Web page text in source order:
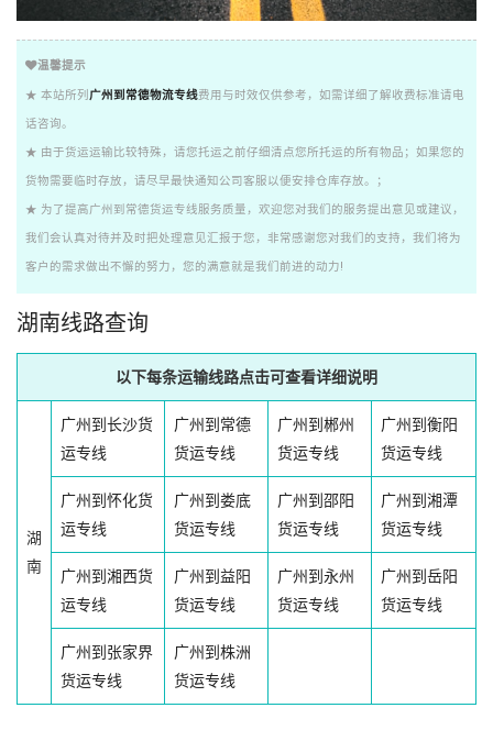
温馨提示
★ 本站所列 广州到常德物流专线费用与时效仅供参考，如需详细了解收费标准请电
话咨询。
★ 由于货运运输比较特殊，请您托运之前仔细清点您所托运的所有物品；如果您的
货物需要临时存放，请尽早最快通知公司客服以便安排仓库存放。；
★ 为了提高广州到常德货运专线服务质量，欢迎您对我们的服务提出意见或建议，
我们会认真对待并及时把处理意见汇报于您，非常感谢您对我们的支持，我们将为
客户的需求做出不懈的努力，您的满意就是我们前进的动力!
湖南线路查询
以下每条运输线路点击可查看详细说明
湖
南
广州到长沙货
运专线
广州到常德
货运专线
广州到郴州
货运专线
广州到衡阳
货运专线
广州到怀化货
运专线
广州到娄底
货运专线
广州到邵阳
货运专线
广州到湘潭
货运专线
广州到湘西货
运专线
广州到益阳
货运专线
广州到永州
货运专线
广州到岳阳
货运专线
广州到张家界
货运专线
广州到株洲
货运专线